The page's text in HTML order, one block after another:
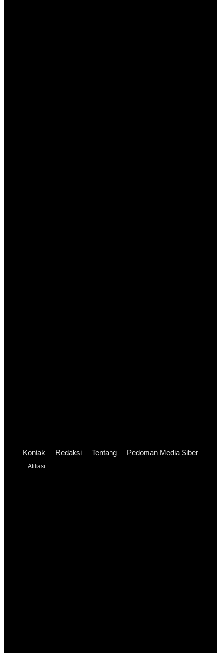
Kontak Redaksi Tentang Pedoman Media Siber
Afiliasi :